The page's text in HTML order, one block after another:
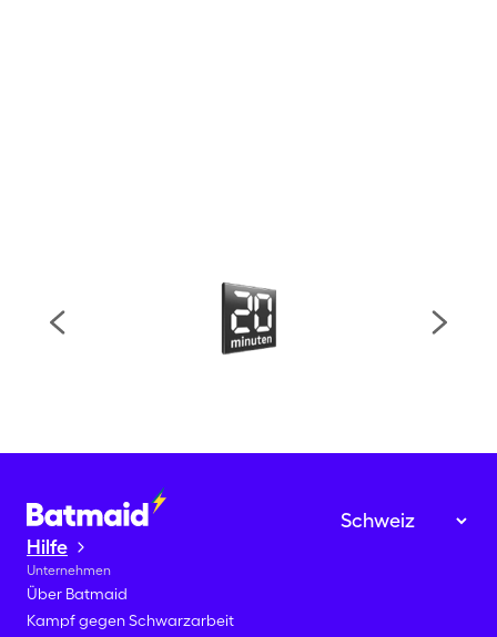
Hilfe
Unternehmen
Über Batmaid
Kampf gegen Schwarzarbeit